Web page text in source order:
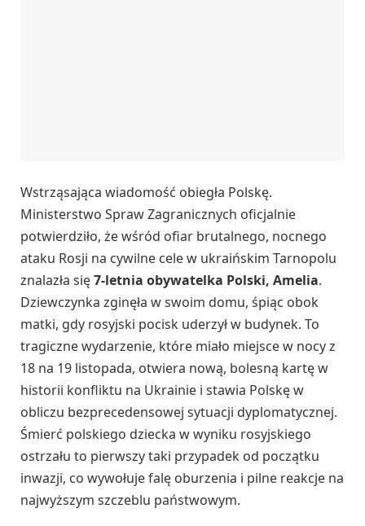
Wstrząsająca wiadomość obiegła Polskę.
Ministerstwo Spraw Zagranicznych oficjalnie
potwierdziło, że wśród ofiar brutalnego, nocnego
ataku Rosji na cywilne cele w ukraińskim Tarnopolu
znalazła się7-letnia obywatelka Polski, Amelia.
Dziewczynka zginęła w swoim domu, śpiąc obok
matki, gdy rosyjski pocisk uderzył w budynek. To
tragiczne wydarzenie, które miało miejsce w nocy z
18 na 19 listopada, otwiera nową, bolesną kartę w
historii konfliktu na Ukrainie i stawia Polskę w
obliczu bezprecedensowej sytuacji dyplomatycznej.
Śmierć polskiego dziecka w wyniku rosyjskiego
ostrzału to pierwszy taki przypadek od początku
inwazji, co wywołuje falę oburzenia i pilne reakcje na
najwyższym szczeblu państwowym.